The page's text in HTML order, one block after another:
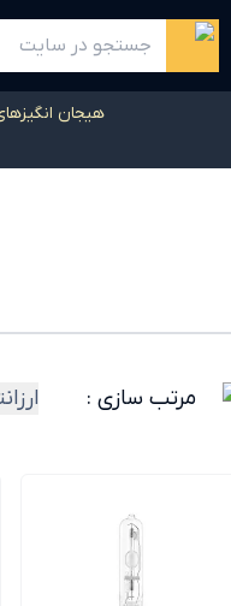
هیجان
مرتب سازی :